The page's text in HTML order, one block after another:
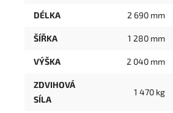
DÉLKA 2 690 mm
ŠÍŘKA 1 280 mm
VÝŠKA 2 040 mm
ZDVIHOVÁ
SÍLA
1 470 kg